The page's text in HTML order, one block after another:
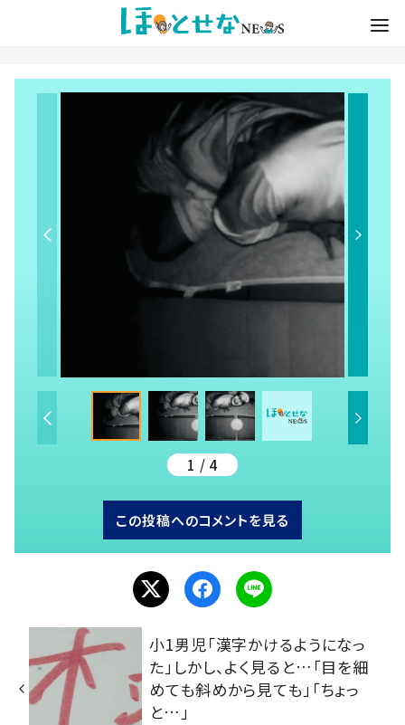
1 / 4
この投稿へのコメントを見る
小1男児「漢字かけるようになっ
た」しかし、よく見ると…「目を細
めても斜めから見ても」「ちょっ
と…」